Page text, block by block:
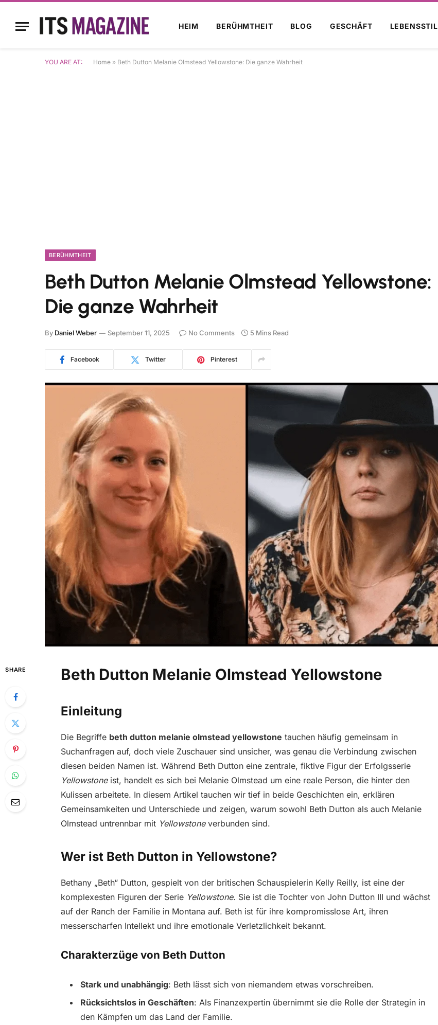
HEIM BERÜHMTHEIT BLOG GESCHÄFT LEBENSSTIL
YOU ARE AT: Home » Beth Dutton Melanie Olmstead Yellowstone: Die ganze Wahrheit
BERÜHMTHEIT
Beth Dutton Melanie Olmstead Yellowstone:
Die ganze Wahrheit
By Daniel Weber September 11, 2025 No Comments 5 Mins Read
Facebook Twitter Pinterest
SHARE Beth Dutton Melanie Olmstead Yellowstone
Einleitung
Die Begriffe beth dutton melanie olmstead yellowstone tauchen häufig gemeinsam in
Suchanfragen auf, doch viele Zuschauer sind unsicher, was genau die Verbindung zwischen
diesen beiden Namen ist. Während Beth Dutton eine zentrale, fiktive Figur der Erfolgsserie
Yellowstoneist, handelt es sich bei Melanie Olmstead um eine reale Person, die hinter den
Kulissen arbeitete. In diesem Artikel tauchen wir tief in beide Geschichten ein, erklären
Gemeinsamkeiten und Unterschiede und zeigen, warum sowohl Beth Dutton als auch Melanie
Olmstead untrennbar mit Yellowstoneverbunden sind.
Wer ist Beth Dutton in Yellowstone?
Bethany „Beth“ Dutton, gespielt von der britischen Schauspielerin Kelly Reilly, ist eine der
komplexesten Figuren der Serie Yellowstone. Sie ist die Tochter von John Dutton III und wächst
auf der Ranch der Familie in Montana auf. Beth ist für ihre kompromisslose Art, ihren
messerscharfen Intellekt und ihre emotionale Verletzlichkeit bekannt.
Charakterzüge von Beth Dutton
Stark und unabhängig: Beth lässt sich von niemandem etwas vorschreiben.
Rücksichtslos in Geschäften: Als Finanzexpertin übernimmt sie die Rolle der Strategin in
den Kämpfen um das Land der Familie.